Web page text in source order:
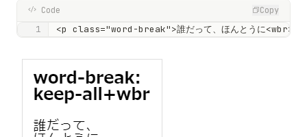
Code Copy
<p class="word-break">誰だって、ほんとうに<wbr>い